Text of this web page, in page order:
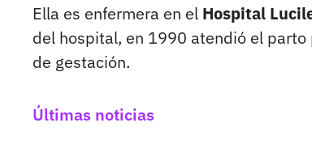
Ella es enfermera en el Hospital
del hospital, en 1990 atendió el
de gestación.
Últimas noticias